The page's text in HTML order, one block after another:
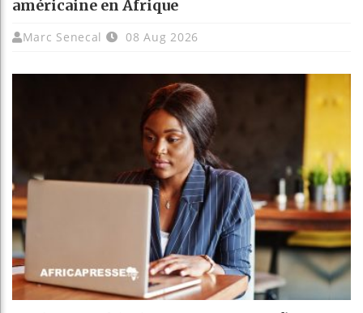
américaine en Afrique
Marc Senecal 08 Aug 2026